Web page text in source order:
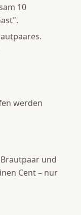
10
werden
und
Cent – nur